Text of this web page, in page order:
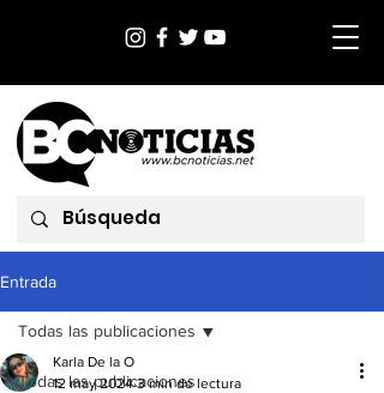
Entrada
Todas las publicaciones
Todas las publicaciones
Karla De la O
12 may 2024 3 min de lectura